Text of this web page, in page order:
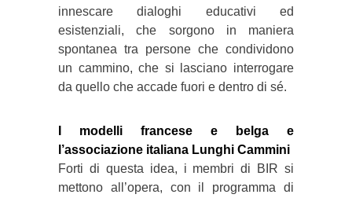
innescare dialoghi educativi ed
esistenziali, che sorgono in maniera
spontanea tra persone che condividono
un cammino, che si lasciano interrogare
da quello che accade fuori e dentro di sé.
I modelli francese e belga e
l’associazione italiana Lunghi Cammini
Forti di questa idea, i membri di BIR si
mettono all’opera, con il programma di